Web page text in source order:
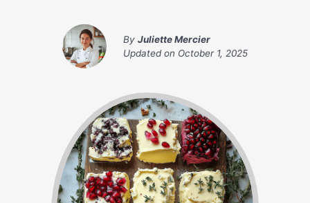
By Juliette Mercier
Updated on October 1, 2025